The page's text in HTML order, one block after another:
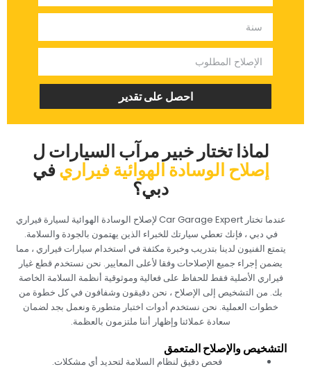
‏لماذا تختار خبير مرآب السيارات ل‏
‏إصلاح الوسادة الهوائية فيراري‏‏في
دبي؟‏
‏عندما تختار Car Garage Expert لإصلاح الوسادة الهوائية لسيارة فيراري
في دبي ، فإنك تعطي سيارتك للخبراء الذين يهتمون بالجودة والسلامة.
يتمتع الفنيون لدينا بتدريب وخبرة مكثفة في استخدام سيارات فيراري ، مما
يضمن إجراء جميع الإصلاحات وفقا لأعلى المعايير. نحن نستخدم قطع غيار
فيراري الأصلية فقط للحفاظ على فعالية وموثوقية أنظمة السلامة الخاصة
بك. من التشخيص إلى الإصلاح ، نحن دقيقون وشفافون في كل خطوة من
خطوات العملية. نحن نستخدم أدوات اختبار متطورة ونعمل بجد لضمان
سعادة عملائنا وإظهار أننا ملتزمون بالعظمة.‏
‏التشخيص والإصلاح المتعمق‏
‏فحص دقيق لنظام السلامة لتحديد أي مشكلات.‏
‏احصل على تقدير‏